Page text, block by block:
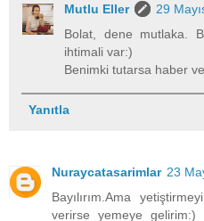
Mutlu Eller
29
Bolat, dene mutlaka.
ihtimali var:)
Benimki tutarsa haber
Yanıtla
Nuraycatasarimlar 23
Bayılırım.Ama
verirse yemeye